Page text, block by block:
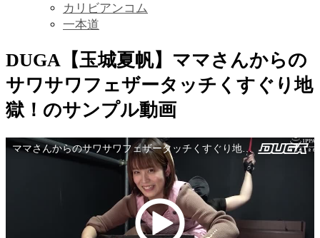
カリビアンコム
一本道
DUGA【玉城夏帆】ママさんからの
サワサワフェザータッチくすぐり地
獄！のサンプル動画